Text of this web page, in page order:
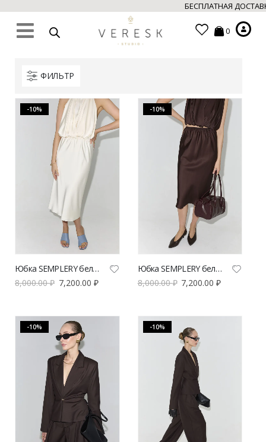
БЕСПЛАТНАЯ
0
ФИЛЬТР
-10%
Юбка SEMPLERY бельевая молочная | VERESK studio
8,000.00₽ 7,200.00 ₽
-10%
Юбка SEMPLERY бельевая шоколадная | VERESK studio
8,000.00₽ 7,200.00₽
-10% -10%